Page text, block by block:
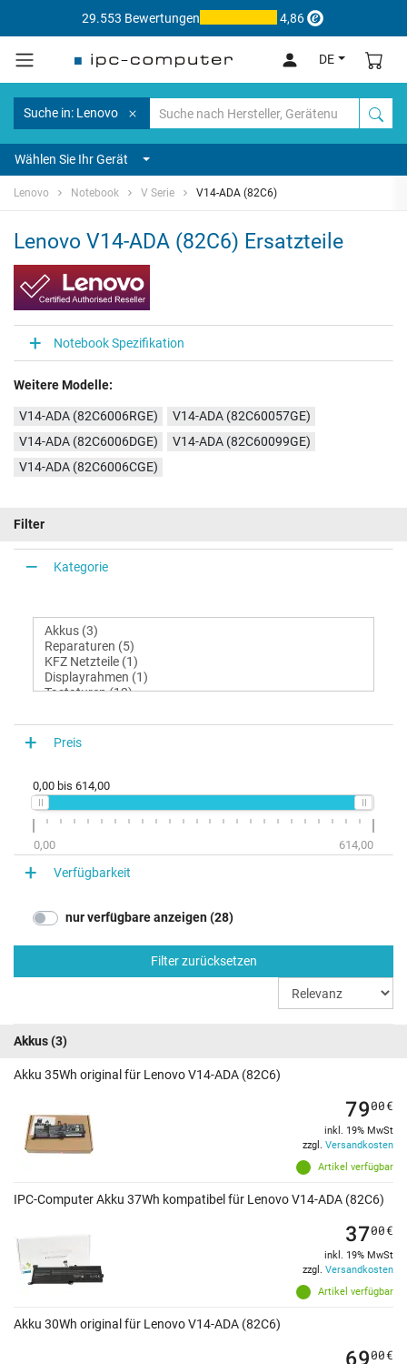
29.553 Bewertungen 4,86
DE
Suche in: Lenovo
Wählen Sie Ihr Gerät
Lenovo Notebook V Serie V14-ADA (82C6)
Lenovo V14-ADA (82C6) Ersatzteile
Notebook Spezifikation
Weitere Modelle:
V14-ADA (82C6006RGE)
V14-ADA (82C60057GE)
V14-ADA (82C6006DGE)
V14-ADA (82C60099GE)
V14-ADA (82C6006CGE)
Filter
Kategorie
Preis
0,00 bis 614,00
0,00 614,00
Verfügbarkeit
nur verfügbare anzeigen (28)
Filter zurücksetzen
Akkus(3)
Akku 35Wh original für Lenovo V14-ADA (82C6)
Artikel verfügbar
7900€
inkl. 19% MwSt
zzgl. Versandkosten
IPC-Computer Akku 37Wh kompatibel für Lenovo V14-ADA (82C6)
Artikel verfügbar
3700€
inkl. 19% MwSt
zzgl. Versandkosten
Akku 30Wh original für Lenovo V14-ADA (82C6)
6900€